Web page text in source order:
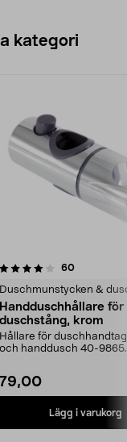
kategori
60
Duschmunstycken &
Handduschhållare
duschstång, krom
Hållare för
och handdusch 40-
79,00
Lägg i varukorg
4.5 av 5 stjärnor